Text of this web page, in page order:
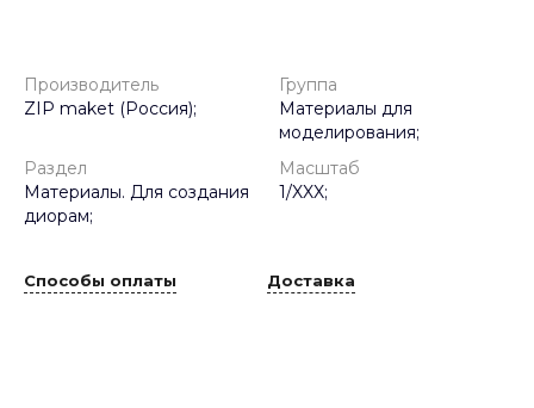
Производитель
ZIP maket (Россия);
Группа
Материалы для
моделирования;
Раздел
Материалы. Для создания
диорам;
Масштаб
1/XXX;
Способы оплаты Доставка